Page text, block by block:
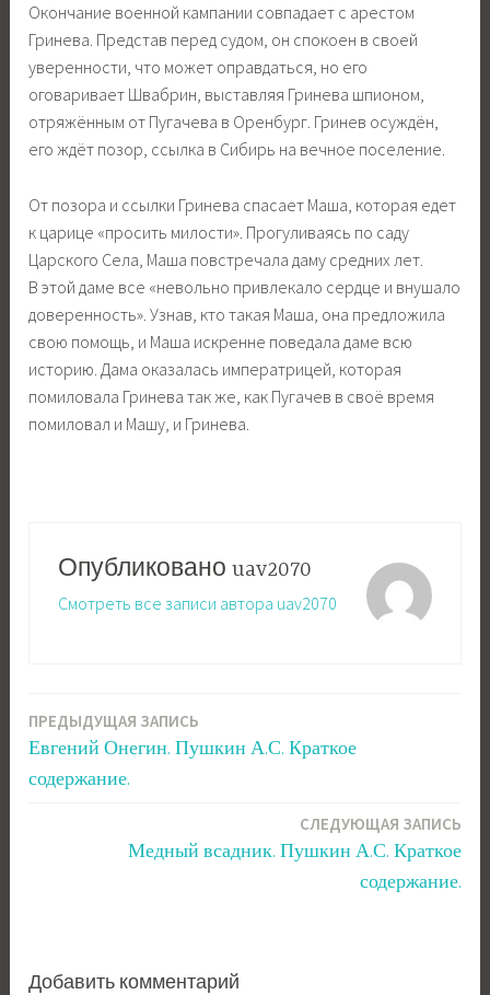
Окончание военной кампании совпадает с арестом
Гринева. Представ перед судом, он спокоен в своей
уверенности, что может оправдаться, но его
оговаривает Швабрин, выставляя Гринева шпионом,
отряжённым от Пугачева в Оренбург. Гринев осуждён,
его ждёт позор, ссылка в Сибирь на вечное поселение.
От позора и ссылки Гринева спасает Маша, которая едет
к царице «просить милости». Прогуливаясь по саду
Царского Села, Маша повстречала даму средних лет.
В этой даме все «невольно привлекало сердце и внушало
доверенность». Узнав, кто такая Маша, она предложила
свою помощь, и Маша искренне поведала даме всю
историю. Дама оказалась императрицей, которая
помиловала Гринева так же, как Пугачев в своё время
помиловал и Машу, и Гринева.
Опубликовано uav2070
Смотреть все записи автора uav2070
Навигация
ПРЕДЫДУЩАЯ ЗАПИСЬ
Евгений Онегин. Пушкин А.С. Краткое
содержание.
СЛЕДУЮЩАЯ ЗАПИСЬ
Медный всадник. Пушкин А.С. Краткое
содержание.
Добавить комментарий